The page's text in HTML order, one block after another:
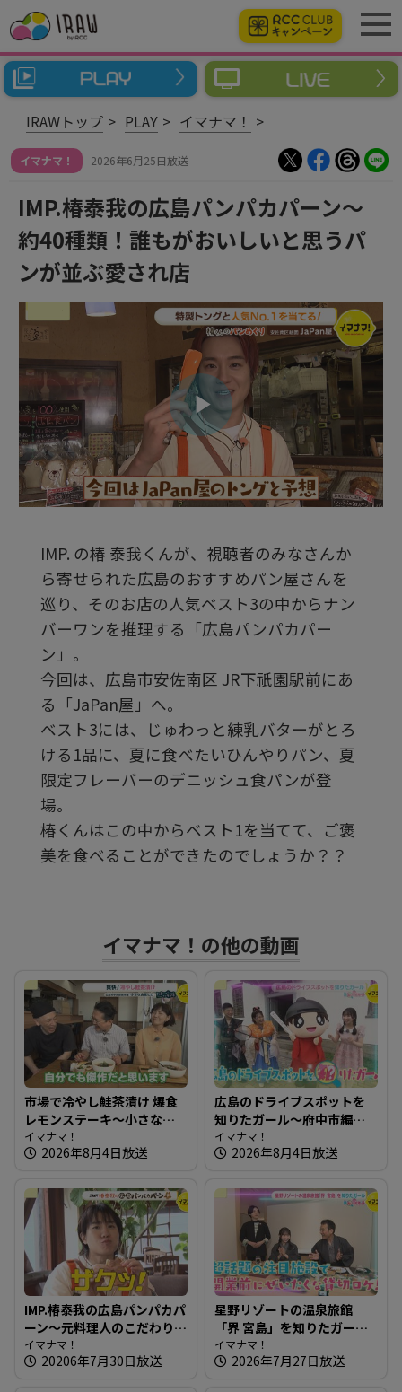
IRAWトップ PLAY イマナマ！
イマナマ！ 2026年6月25日放送
IMP.椿泰我の広島パンパカパーン～
約40種類！誰もがおいしいと思うパ
ンが並ぶ愛され店
ビ
デ
オ
を
再
生
IMP. の椿 泰我くんが、視聴者のみなさんか
ら寄せられた広島のおすすめパン屋さんを
巡り、そのお店の人気ベスト3の中からナン
バーワンを推理する「広島パンパカパー
ン」。
今回は、広島市安佐南区 JR下祇園駅前にあ
る「JaPan屋」へ。
ベスト3には、じゅわっと練乳バターがとろ
ける1品に、夏に食べたいひんやりパン、夏
限定フレーバーのデニッシュ食パンが登
場。
椿くんはこの中からベスト1を当てて、ご褒
美を食べることができたのでしょうか？？
イマナマ！の他の動画
市場で冷やし鮭茶漬け 爆食
レモンステーキ～小さな食
堂ヒロ【たまにはそとラン
チ】
イマナマ！
2026年8月4日放送
広島のドライブスポットを
知りたガール～府中市編
【街ネタ！知りたガール】
イマナマ！
2026年8月4日放送
IMP.椿泰我の広島パンパカパ
ーン～元料理人のこだわり
満載！食感が楽しいパン屋
さん
イマナマ！
20206年7月30日放送
星野リゾートの温泉旅館
「界 宮島」を知りたガール
【街ネタ！知りたガール】
イマナマ！
2026年7月27日放送